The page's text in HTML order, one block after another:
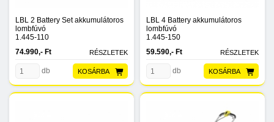
LBL 2 Battery Set akkumulátoros
lombfúvó
1.445-110
74.990,- Ft
RÉSZLETEK
KOSÁRBA
db
LBL 4 Battery akkumulátoros
lombfúvó
1.445-150
59.590,- Ft
RÉSZLETEK
KOSÁRBA
db